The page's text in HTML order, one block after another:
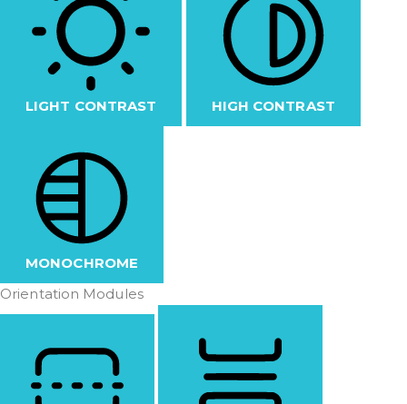
LIGHT CONTRAST HIGH CONTRAST
MONOCHROME
Orientation Modules